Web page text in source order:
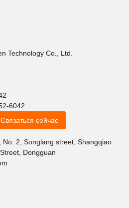
Technology Co., Ltd.
6042
Связаться сейчас
2, Songlang street, Shangqiao
Dongguan